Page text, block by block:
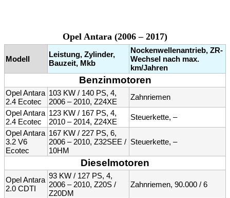
Opel Antara (2006 – 2017)
Modell
Leistung, Zylinder,
Bauzeit, Mkb
Nockenwellenantrieb, ZR-
Wechsel nach max.
km/Jahren
Benzinmotoren
Opel Antara
2.4 Ecotec
103 KW / 140 PS, 4,
2006 – 2010, Z24XE
Zahnriemen
Opel Antara
2.4 Ecotec
123 KW / 167 PS, 4,
2010 – 2014, Z24XE
Steuerkette, –
Opel Antara
3.2 V6
Ecotec
167 KW / 227 PS, 6,
2006 – 2010, Z32SEE /
10HM
Steuerkette, –
Dieselmotoren
Opel Antara
2.0 CDTI
93 KW / 127 PS, 4,
2006 – 2010, Z20S /
Z20DM
Zahnriemen, 90.000 / 6